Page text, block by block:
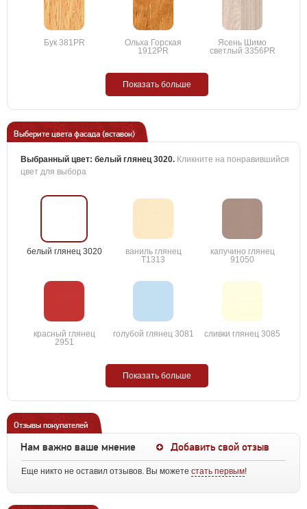
Бук 381PR
Ольха Горская
1912PR
Ясень Шимо
светлый 3356PR
Показать больше
Выберите цвета фасада (вставок)
Выбранный цвет: белый глянец 3020. Кликните на понравившийся
цвет для выбора
белый глянец 3020
ваниль глянец
T1313
капучино глянец
91050
красный глянец
2951
голубой глянец 3081 сливки глянец 3085
Показать больше
Отзывы покупателей
Нам важно ваше мнение Добавить свой отзыв
Еще никто не оставил отзывов. Вы можете стать первым!